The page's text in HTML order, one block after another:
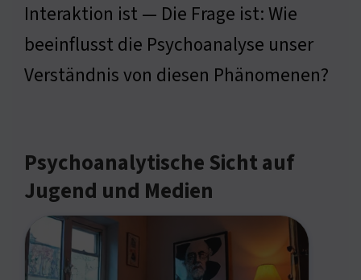
Interaktion ist — Die Frage ist: Wie
beeinflusst die Psychoanalyse unser
Verständnis von diesen Phänomenen?
Psychoanalytische Sicht auf
Jugend und Medien